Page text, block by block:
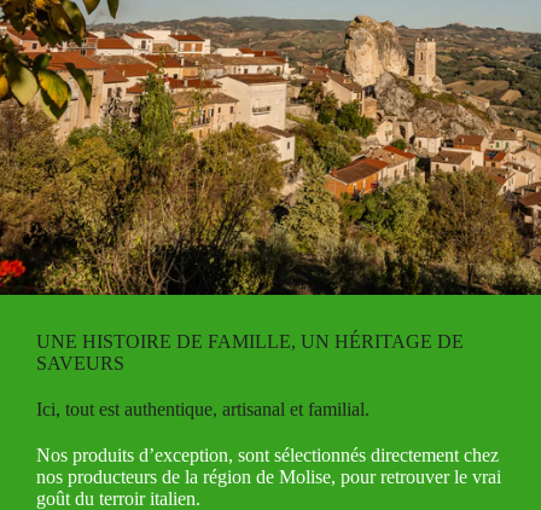
UNE HISTOIRE DE FAMILLE, UN HÉRITAGE DE
SAVEURS
Ici, tout est authentique, artisanal et familial.
Nos produits d’exception, sont sélectionnés directement chez
nos producteurs de la région de Molise, pour retrouver le vrai
goût du terroir italien.